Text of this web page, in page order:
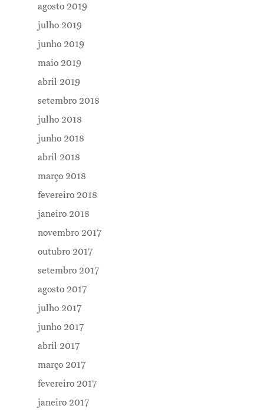
agosto 2019
julho 2019
junho 2019
maio 2019
abril 2019
setembro 2018
julho 2018
junho 2018
abril 2018
março 2018
fevereiro 2018
janeiro 2018
novembro 2017
outubro 2017
setembro 2017
agosto 2017
julho 2017
junho 2017
abril 2017
março 2017
fevereiro 2017
janeiro 2017